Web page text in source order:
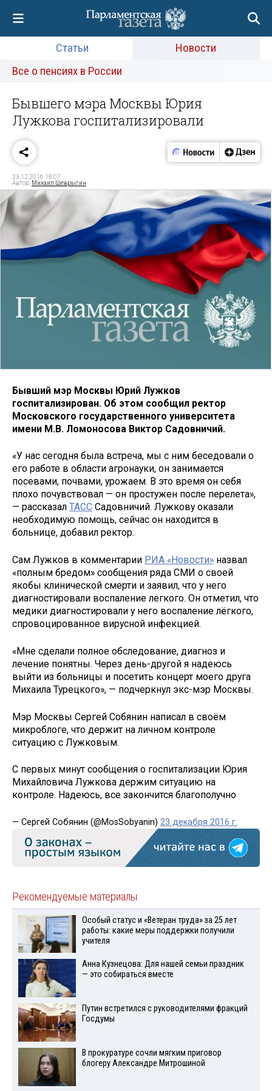
Статьи
Новости
Все о пенсиях в России
Бывшего мэра Москвы Юрия
Лужкова госпитализировали
23.12.2016 18:07
Автор: Михаил Шеврыгин
Бывший мэр Москвы Юрий Лужков
госпитализирован. Об этом сообщил ректор
Московского государственного университета
имени М.В. Ломоносова Виктор Садовничий.
«У нас сегодня была встреча, мы с ним беседовали о
его работе в области агронауки, он занимается
посевами, почвами, урожаем. В это время он себя
плохо почувствовал — он простужен после перелета»,
— рассказал ТАСС Садовничий. Лужкову оказали
необходимую помощь, сейчас он находится в
больнице, добавил ректор.
Сам Лужков в комментарии РИА «Новости» назвал
«полным бредом» сообщения ряда СМИ о своей
якобы клинической смерти и заявил, что у него
диагностировали воспаление легкого. Он отметил, что
медики диагностировали у него воспаление лёгкого,
спровоцированное вирусной инфекцией.
«Мне сделали полное обследование, диагноз и
лечение понятны. Через день-другой я надеюсь
выйти из больницы и посетить концерт моего друга
Михаила Турецкого», — подчеркнул экс-мэр Москвы.
Мэр Москвы Сергей Собянин написал в своём
микроблоге, что держит на личном контроле
ситуацию с Лужковым.
С первых минут сообщения о госпитализации Юрия
Михайловича Лужкова держим ситуацию на
контроле. Надеюсь, все закончится благополучно
— Сергей Собянин (@MosSobyanin) 23 декабря 2016 г.
Рекомендуемые материалы
Особый статус и «Ветеран труда» за 25 лет
работы: какие меры поддержки получили
учителя
Анна Кузнецова: Для нашей семьи праздник
— это собираться вместе
Путин встретился с руководителями фракций
Госдумы
В прокуратуре сочли мягким приговор
блогеру Александре Митрошиной